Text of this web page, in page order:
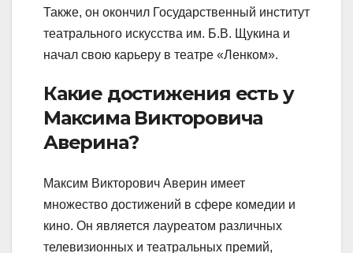
Также, он окончил Государственный институт
театрального искусства им. Б.В. Щукина и
начал свою карьеру в театре «Ленком».
Какие достижения есть у
Максима Викторовича
Аверина?
Максим Викторович Аверин имеет
множество достижений в сфере комедии и
кино. Он является лауреатом различных
телевизионных и театральных премий,